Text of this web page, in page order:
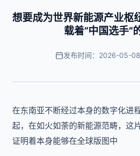
想要成为世界新能源产业枢
载着“中国选手”
发布时间：2026-05-
在东南亚不断经过本身的数字化进
起，在如火如荼的新能源范畴，这
证明着本身能够在全球版图中